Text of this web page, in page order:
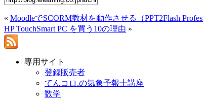
« MoodleでSCORM教材を動作させる（PPT2Flash
HP TouchSmart PC を買う10の理由 »
専用サイト
登録販売者
てんコロ.の気象予報士講座
数学